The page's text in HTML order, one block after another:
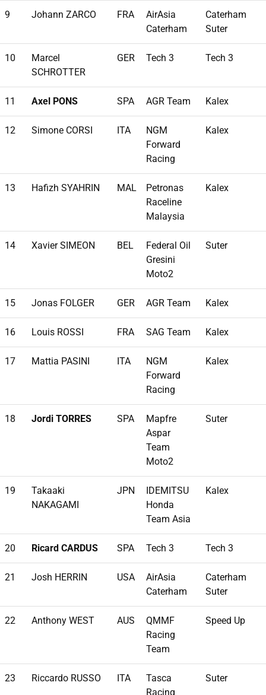
9 Johann ZARCO FRA
AirAsia
Caterham
Caterham
Suter
10
Marcel
SCHROTTER
GER Tech 3 Tech 3
11 Axel PONS SPA AGR Team Kalex
12 Simone CORSI ITA
NGM
Forward
Racing
Kalex
13 Hafizh SYAHRIN MAL
Petronas
Raceline
Malaysia
Kalex
14 Xavier SIMEON BEL
Federal Oil
Gresini
Moto2
Suter
15 Jonas FOLGER GER AGR Team Kalex
16 Louis ROSSI FRA SAG Team Kalex
17 Mattia PASINI ITA
NGM
Forward
Racing
Kalex
18 Jordi TORRES SPA
Mapfre
Aspar
Team
Moto2
Suter
19
Takaaki
NAKAGAMI
JPN
IDEMITSU
Honda
Team Asia
Kalex
20 Ricard CARDUS SPA Tech 3 Tech 3
21 Josh HERRIN USA
AirAsia
Caterham
Caterham
Suter
22 Anthony WEST AUS
QMMF
Racing
Team
Speed Up
23 Riccardo RUSSO ITA
Tasca
Racing
Suter